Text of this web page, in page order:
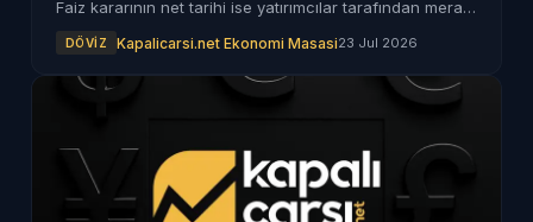
Faiz kararının net tarihi ise yatırımcılar tarafından merak
DÖVIZ Kapalicarsi.net Ekonomi Masasi23 Jul 2026